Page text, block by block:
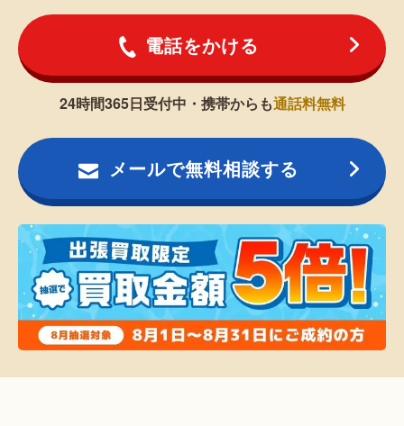
電話をかける
24時間365日受付中・携帯からも通話料無料
メールで無料相談する